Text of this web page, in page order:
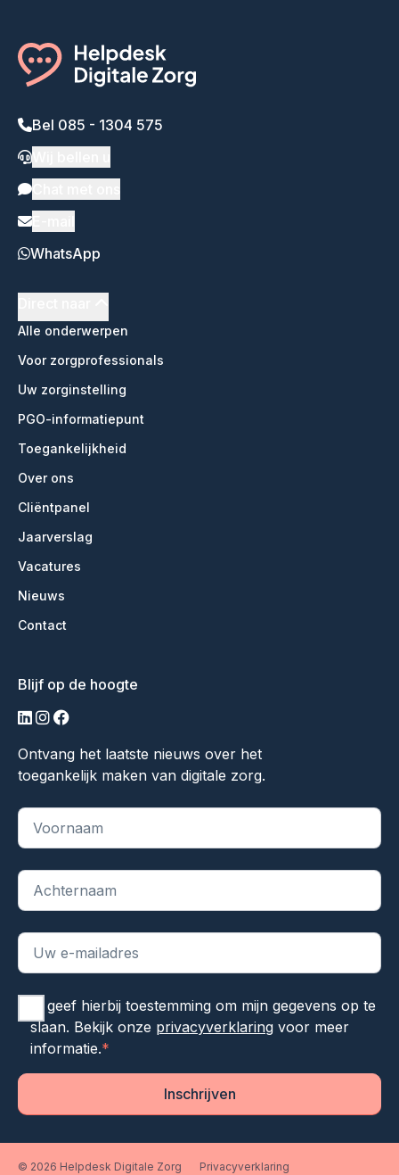
Bel 085 - 1304 575
WhatsApp
Alle onderwerpen
Voor zorgprofessionals
Uw zorginstelling
PGO-informatiepunt
Toegankelijkheid
Over ons
Cliëntpanel
Jaarverslag
Vacatures
Nieuws
Contact
Blijf op de hoogte
linkedin
instagram
facebook
Ontvang het laatste nieuws over het
toegankelijk maken van digitale zorg.
"*" geeft vereiste velden aan
Ik geef hierbij toestemming om mijn gegevens op te
slaan. Bekijk onze privacyverklaringvoor meer
informatie.*
Inschrijven
© 2026 Helpdesk Digitale Zorg Privacyverklaring